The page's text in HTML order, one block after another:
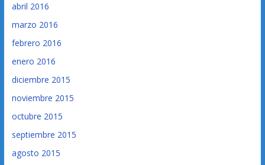
abril 2016
marzo 2016
febrero 2016
enero 2016
diciembre 2015
noviembre 2015
octubre 2015
septiembre 2015
agosto 2015